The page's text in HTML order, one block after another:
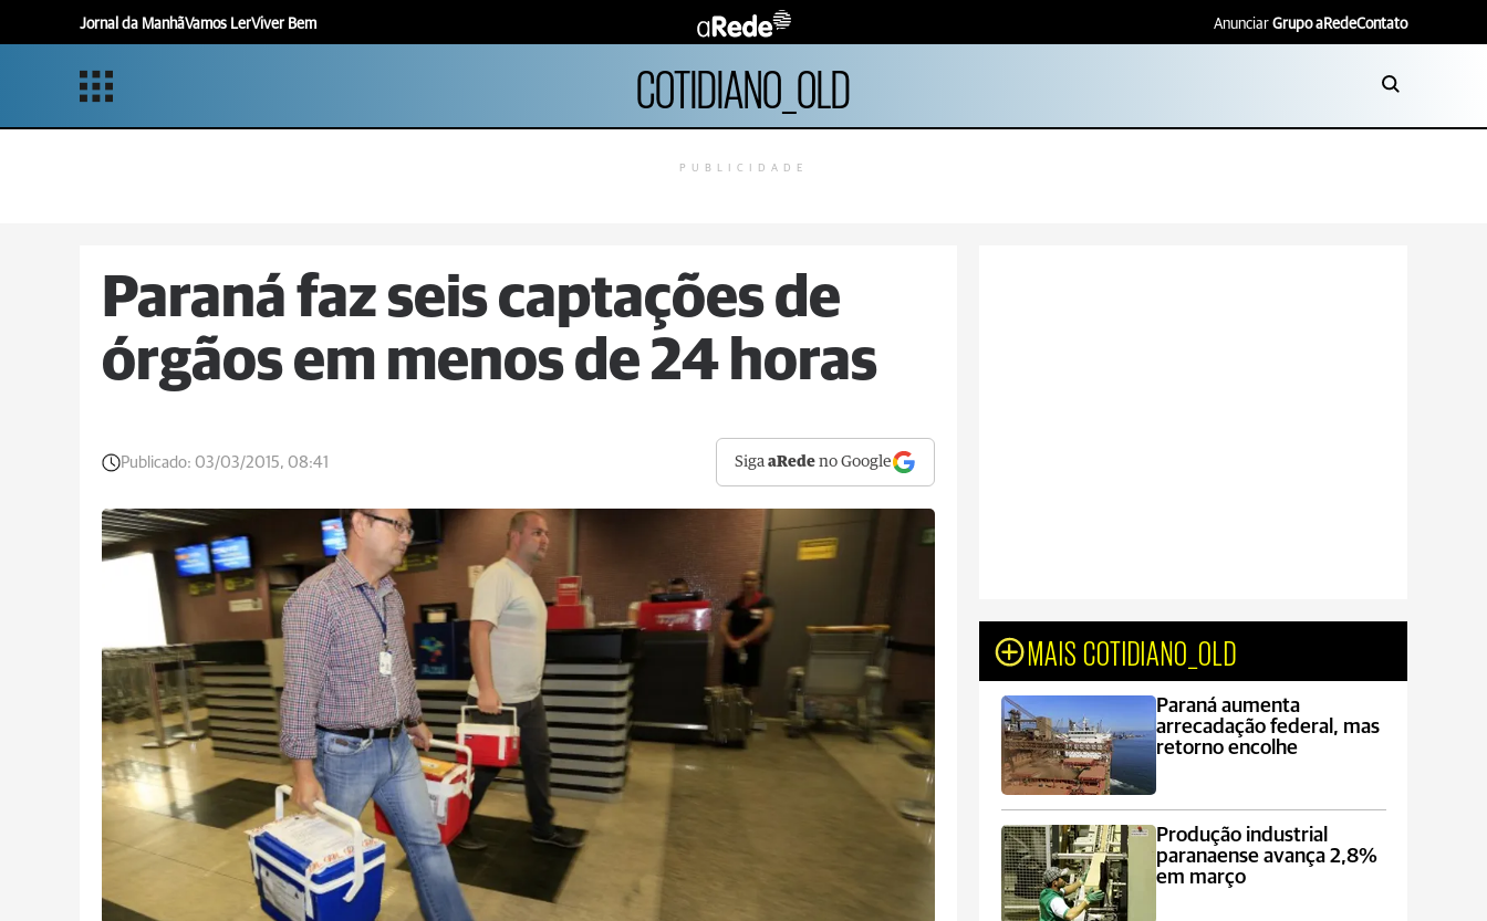
Jornal da ManhãVamos LerViver Bem Anunciar Grupo aRedeContato
COTIDIANO_OLD
PUBLICIDADE
Paraná faz seis captações de
órgãos em menos de 24 horas
Publicado: 03/03/2015, 08:41 SigaaRede no Google
MAIS COTIDIANO_OLD
Paraná aumenta
arrecadação federal, mas
retorno encolhe
Produção industrial
paranaense avança 2,8%
em março